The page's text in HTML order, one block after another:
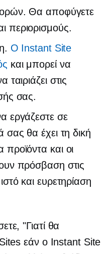
Θα αποφύγετε
περιορισμούς.
Ο Instant Site
και μπορεί να
ταιριάζει στις
σας.
εργάζεστε σε
σας θα έχει τη δική
και οι
πρόσβαση στις
και ευρετηρίαση
"Γιατί θα
εάν ο Instant Site